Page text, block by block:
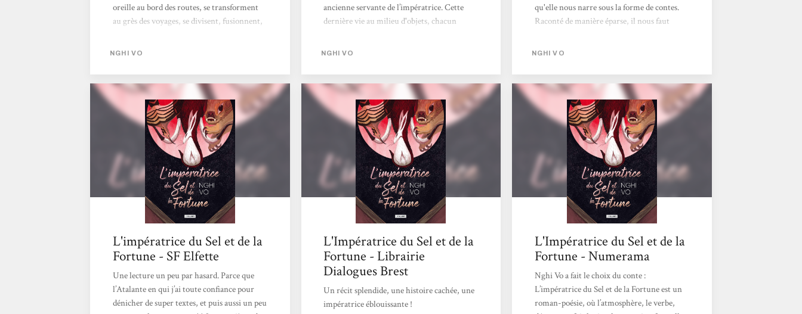
oreille au bord des routes, se transforment
au grès des voyages, se divisent, fusionnent,
compose nos rêves. De quoi sont faites les
archives des Collines-Chantantes, d’explorer
les mystères derrière les histoires qu’on se
raconte au coin du feu. En savourer la poésie,
et en décrypter le mensonge. Le récit que
l’on cache Dans L’impératrice du Sel et de la
fortune, l’adelphe Chih et Presque-Brillante
se rendent dans un palais impérial...
NGHI VO
ancienne servante de l’impératrice. Cette
dernière vie au milieu d'objets, chacun
construit peu à peu. Quelle beauté ! Une
bien peut-être. Petit bijou hors du temps, ce
récit va vous emmener loin, très loin.
Merveilleux !
NGHI VO
qu'elle nous narre sous la forme de contes.
Raconté de manière éparse, il nous faut
les personnages présents de ce qui relève de
l'archiviste est donc l'occasion de collecter
ces récits de vie afin de les consigner et ainsi
en garder une trace. Aussi, le duo formé par
l'adelphe et la huppe incarne ici la mémoire à
transmettre aux générations suivantes.
D'ailleurs, cette thématique est le fil
directeur de ces trois...
NGHI VO
L'impératrice du Sel et de la
Fortune - SF Elfette
Une lecture un peu par hasard. Parce que
l’Atalante en qui j’ai toute confiance pour
dénicher de super textes, et puis aussi un peu
L'Impératrice du Sel et de la
Fortune - Librairie
Dialogues Brest
Un récit splendide, une histoire cachée, une
impératrice éblouissante !
L'Impératrice du Sel et de la
Fortune - Numerama
Nghi Vo a fait le choix du conte :
L’impératrice du Sel et de la Fortune est un
roman-poésie, où l’atmosphère, le verbe,